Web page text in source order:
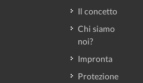
Il concetto
Chi siamo
noi?
Impronta
Protezione